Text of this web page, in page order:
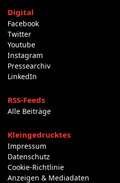
Digital
Facebook
Twitter
Youtube
Instagram
Pressearchiv
LinkedIn
RSS-Feeds
Alle Beiträge
Kleingedrucktes
Impressum
Datenschutz
Cookie-Richtlinie
Anzeigen & Mediadaten